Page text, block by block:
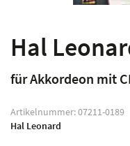
Hal
für Akkordeon mit
Artikelnummer:07211-0189
Hal Leonard